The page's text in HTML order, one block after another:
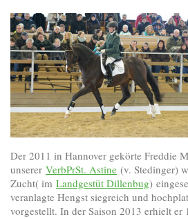
Der 2011 in Hannover gekörte Freddie
unserer VerbPrSt. Astine (v. Stedinger)
Zucht( im Landgestüt Dillenbug)
veranlagte Hengst siegreich und
vorgestellt. In der Saison 2013 erhielt er